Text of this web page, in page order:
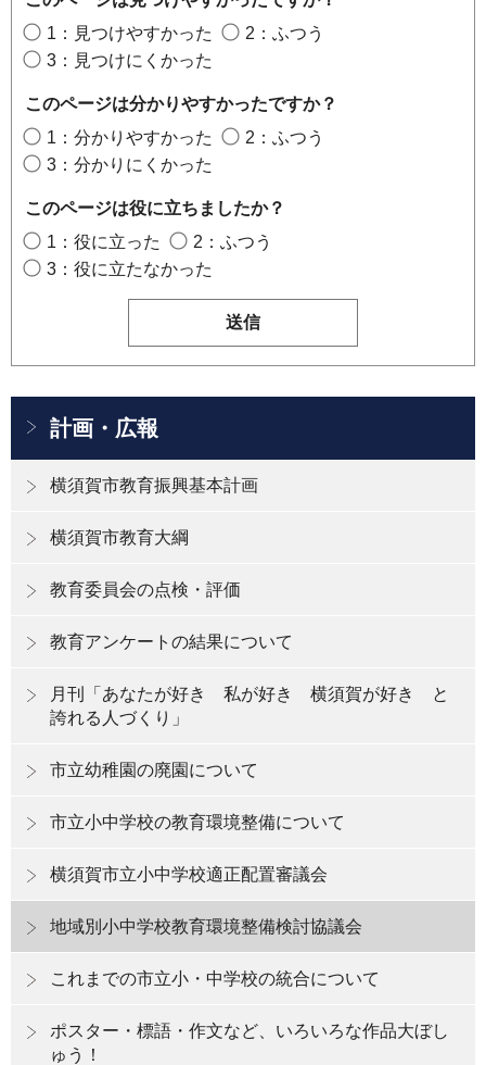
1：見つけやすかった
2：ふつう
3：見つけにくかった
このページは分かりやすかったですか？
1：分かりやすかった
2：ふつう
3：分かりにくかった
このページは役に立ちましたか？
1：役に立った
2：ふつう
3：役に立たなかった
計画・広報
横須賀市教育振興基本計画
横須賀市教育大綱
教育委員会の点検・評価
教育アンケートの結果について
月刊「あなたが好き 私が好き 横須賀が好き と
誇れる人づくり」
市立幼稚園の廃園について
市立小中学校の教育環境整備について
横須賀市立小中学校適正配置審議会
地域別小中学校教育環境整備検討協議会
これまでの市立小・中学校の統合について
ポスター・標語・作文など、いろいろな作品大ぼし
ゅう！